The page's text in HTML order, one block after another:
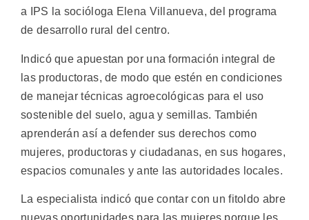
a IPS la socióloga Elena Villanueva, del programa
de desarrollo rural del centro.
Indicó que apuestan por una formación integral de
las productoras, de modo que estén en condiciones
de manejar técnicas agroecológicas para el uso
sostenible del suelo, agua y semillas. También
aprenderán así a defender sus derechos como
mujeres, productoras y ciudadanas, en sus hogares,
espacios comunales y ante las autoridades locales.
La especialista indicó que contar con un fitoldo abre
nuevas oportunidades para las mujeres porque les